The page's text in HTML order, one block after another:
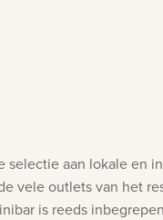
aan lokale en
vele outlets van het
is reeds